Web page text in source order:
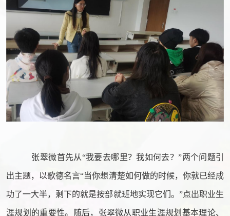
张翠微首先从“我要去哪里？我如何去？”两个问题引
出主题，以歌德名言“当你想清楚如何做的时候，你就已经成
功了一大半，剩下的就是按部就班地实现它们。”点出职业生
涯规划的重要性。随后，张翠微从职业生涯规划基本理论、